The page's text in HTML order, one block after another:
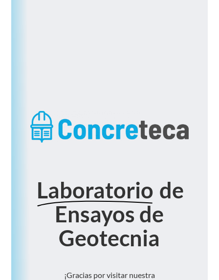
Laboratorio de
Ensayos de
Geotecnia
¡Gracias porvisitar nuestra